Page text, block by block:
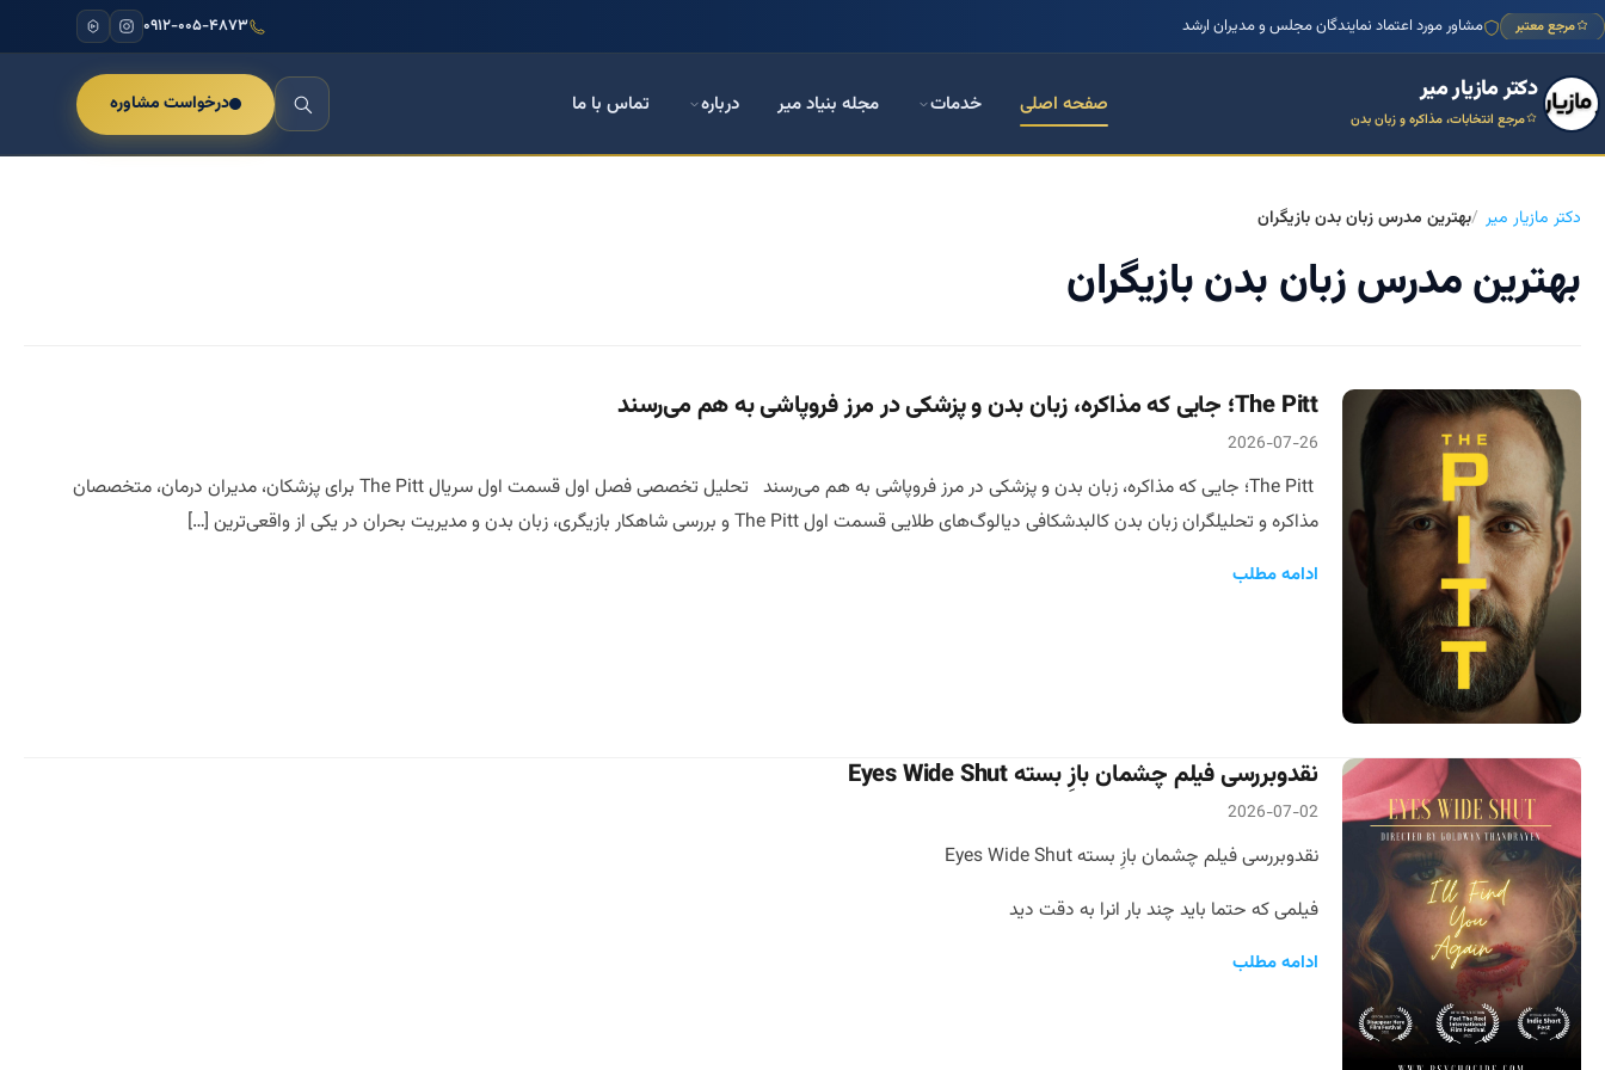
مرجع معتبر مشاور مورد اعتماد نمایندگان مجلس و مدیران ارشد ۰۹۱۲-۰۰۵-۴۸۷۳
دکتر مازیار میر
مرجع انتخابات، مذاکره و زبان بدن
صفحه اصلی خدمات مجله بنیاد میر درباره تماس با ما درخواست مشاوره
دکتر مازیار میر بهترین مدرس زبان بدن بازیگران
بهترین مدرس زبان بدن بازیگران
The Pitt؛ جایی که مذاکره، زبان بدن و پزشکی در مرز فروپاشی به هم می‌رسند
2026-07-26
The Pitt؛ جایی که مذاکره، زبان بدن و پزشکی در مرز فروپاشی به هم می‌رسند تحلیل تخصصی فصل اول قسمت اول سریال The Pitt برای پزشکان، مدیران درمان، متخصصان
مذاکره و تحلیلگران زبان بدن کالبدشکافی دیالوگ‌های طلایی قسمت اول The Pitt و بررسی شاهکار بازیگری، زبان بدن و مدیریت بحران در یکی از واقعی‌ترین […]
ادامه مطلب
نقدوبررسی فیلم چشمان بازِ بسته Eyes Wide Shut
2026-07-02
نقدوبررسی فیلم چشمان بازِ بسته Eyes Wide Shut
فیلمی که حتما باید چند بار انرا به دقت دید
ادامه مطلب